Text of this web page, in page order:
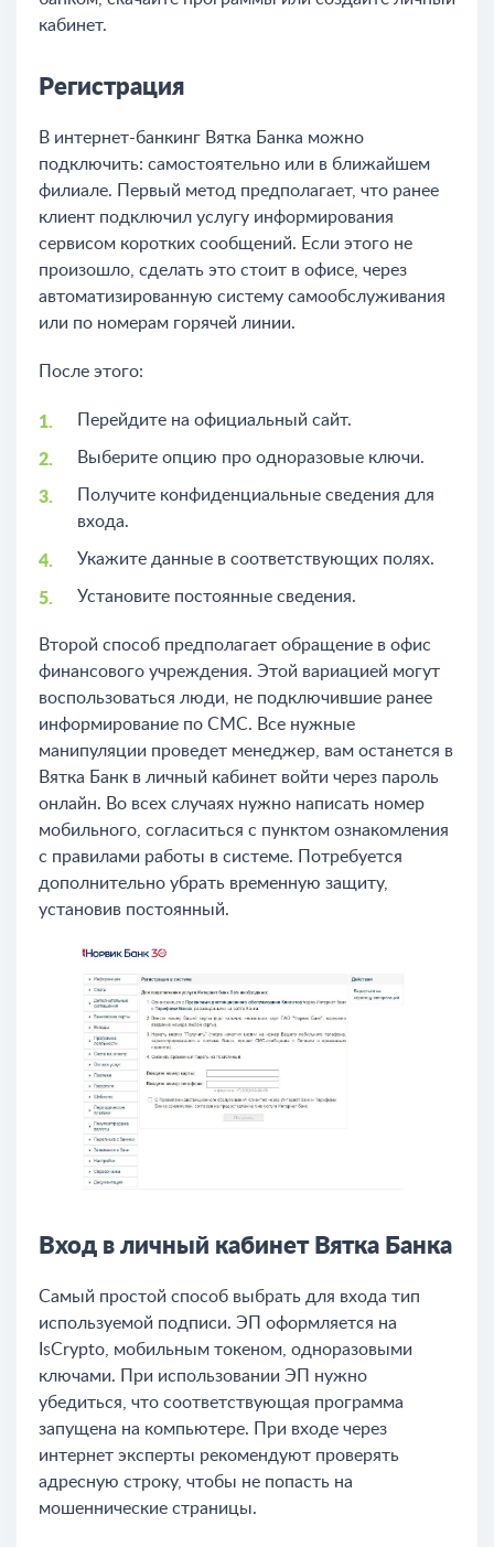
кабинет.
Регистрация
В интернет-банкинг Вятка Банка можно
подключить: самостоятельно или в ближайшем
филиале. Первый метод предполагает, что ранее
клиент подключил услугу информирования
сервисом коротких сообщений. Если этого не
произошло, сделать это стоит в офисе, через
автоматизированную систему самообслуживания
или по номерам горячей линии.
После этого:
Перейдите на официальный сайт.
Выберите опцию про одноразовые ключи.
Получите конфиденциальные сведения для
входа.
Укажите данные в соответствующих полях.
Установите постоянные сведения.
Второй способ предполагает обращение в офис
финансового учреждения. Этой вариацией могут
воспользоваться люди, не подключившие ранее
информирование по СМС. Все нужные
манипуляции проведет менеджер, вам останется в
Вятка Банк в личный кабинет войти через пароль
онлайн. Во всех случаях нужно написать номер
мобильного, согласиться с пунктом ознакомления
с правилами работы в системе. Потребуется
дополнительно убрать временную защиту,
установив постоянный.
Вход в личный кабинет Вятка Банка
Самый простой способ выбрать для входа тип
используемой подписи. ЭП оформляется на
IsCrypto, мобильным токеном, одноразовыми
ключами. При использовании ЭП нужно
убедиться, что соответствующая программа
запущена на компьютере. При входе через
интернет эксперты рекомендуют проверять
адресную строку, чтобы не попасть на
мошеннические страницы.